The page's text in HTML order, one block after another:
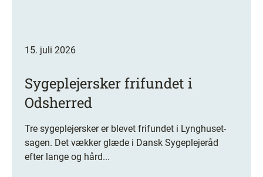
15. juli 2026
Sygeplejersker frifundet i
Odsherred
Tre sygeplejersker er blevet frifundet i Lynghuset-
sagen. Det vækker glæde i Dansk Sygeplejeråd
efter lange og hård...